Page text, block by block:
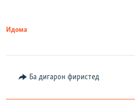
Идома
Ба дигарон фиристед